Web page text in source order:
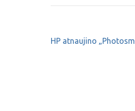
HP atnaujino